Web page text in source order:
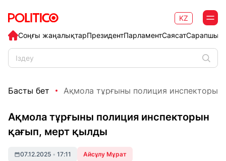
Соңғы жаңалықтарПрезидентПарламентСаясат
KZ
Басты бет Ақмола тұрғыны полиция инспекторын
Ақмола тұрғыны полиция инспекторын
қағып, мерт қылды
07.12.2025 • 17:11 Айсұлу Мұрат